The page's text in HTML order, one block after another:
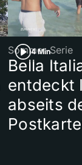
4 Min
Sommer-Serie
Bella
entdeckt
abseits